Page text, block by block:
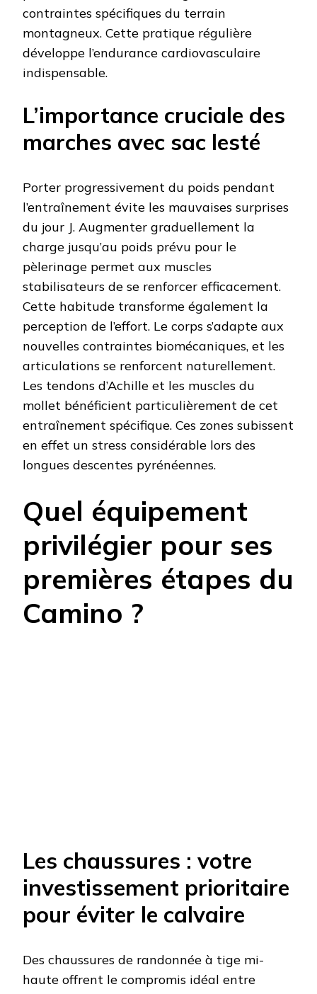
contraintes spécifiques du terrain
montagneux. Cette pratique régulière
développe l’endurance cardiovasculaire
indispensable.
L’importance cruciale des
marches avec sac lesté
Porter progressivement du poids pendant
l’entraînement évite les mauvaises surprises
du jour J. Augmenter graduellement la
charge jusqu’au poids prévu pour le
pèlerinage permet aux muscles
stabilisateurs de se renforcer efficacement.
Cette habitude transforme également la
perception de l’effort. Le corps s’adapte aux
nouvelles contraintes biomécaniques, et les
articulations se renforcent naturellement.
Les tendons d’Achille et les muscles du
mollet bénéficient particulièrement de cet
entraînement spécifique. Ces zones subissent
en effet un stress considérable lors des
longues descentes pyrénéennes.
Quel équipement
privilégier pour ses
premières étapes du
Camino ?
Les chaussures : votre
investissement prioritaire
pour éviter le calvaire
Des chaussures de randonnée à tige mi-
haute offrent le compromis idéal entre